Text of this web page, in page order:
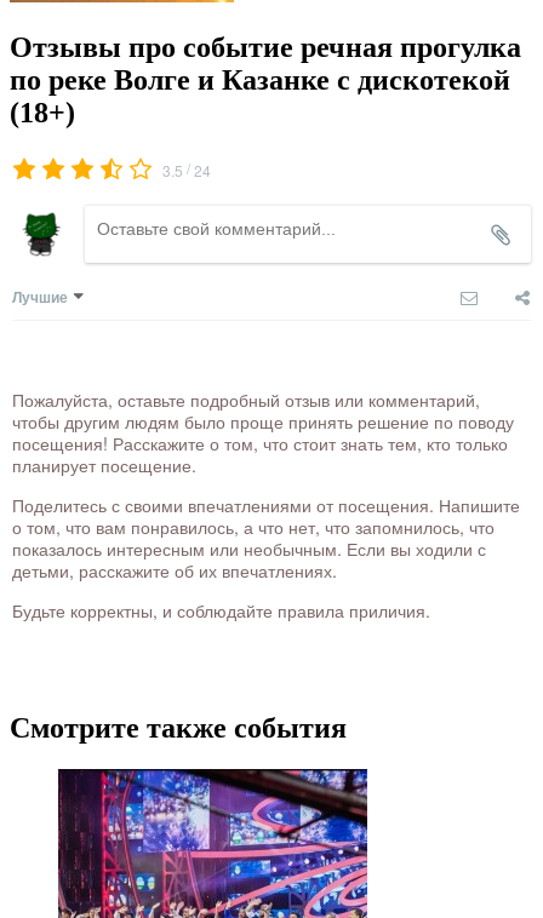
Отзывы про событие речная прогулка
по реке Волге и Казанке с дискотекой
(18+)
3.5 /24
Лучшие
Пожалуйста, оставьте подробный отзыв или комментарий,
чтобы другим людям было проще принять решение по поводу
посещения! Расскажите о том, что стоит знать тем, кто только
планирует посещение.
Поделитесь с своими впечатлениями от посещения. Напишите
о том, что вам понравилось, а что нет, что запомнилось, что
показалось интересным или необычным. Если вы ходили с
детьми, расскажите об их впечатлениях.
Будьте корректны, и соблюдайте правила приличия.
Смотрите также события